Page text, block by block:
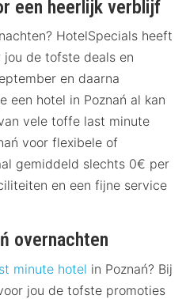
een heerlijk verblijf
HotelSpecials heeft
jou de tofste deals en
en daarna
een hotel in Poznań al kan
vele toffe last minute
voor flexibele of
gemiddeld slechts 0€ per
en een fijne service
overnachten
minute hotel in Poznań? Bij
jou de tofste promoties